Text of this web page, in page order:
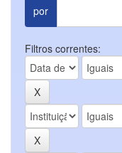
por
Filtros correntes: